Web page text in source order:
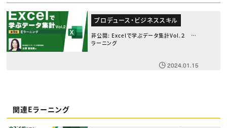
プロデュース・ビジネススキル
非公開: Excelで学ぶデータ集計Vol.２ E
ラーニング
2024.01.15
関連Eラーニング